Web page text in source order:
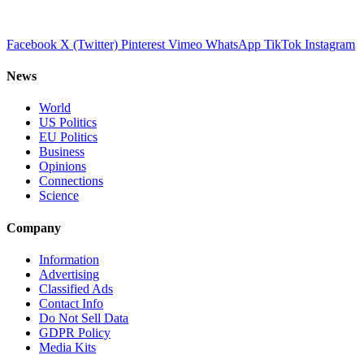
Facebook X (Twitter) Pinterest Vimeo WhatsApp TikTok Instagram
News
World
US Politics
EU Politics
Business
Opinions
Connections
Science
Company
Information
Advertising
Classified Ads
Contact Info
Do Not Sell Data
GDPR Policy
Media Kits